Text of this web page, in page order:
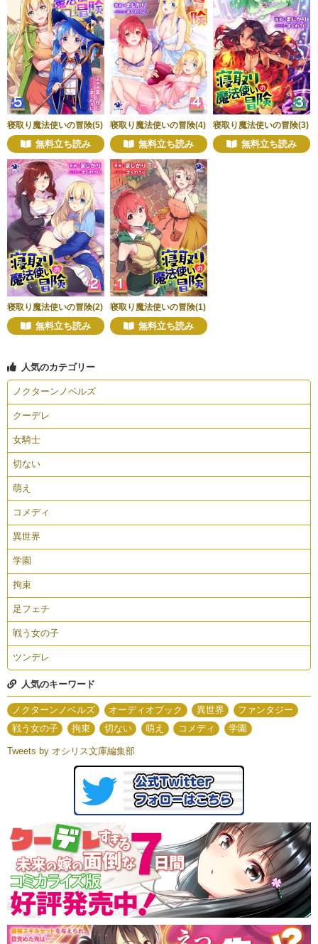
寝取り魔法使いの冒険(5)
無料立ち読み
寝取り魔法使いの冒険(4)
無料立ち読み
寝取り魔法使いの冒険(3)
無料立ち読み
寝取り魔法使いの冒険(2)
無料立ち読み
寝取り魔法使いの冒険(1)
無料立ち読み
人気のカテゴリー
ノクターンノベルズ
クーデレ
女騎士
切ない
萌え
コメディ
異世界
学園
拘束
足フェチ
戦う女の子
ツンデレ
人気のキーワード
ノクターンノベルズ オーディオブック 異世界
ファンタジー
戦う女の子
拘束 切ない 萌え コメディ 学園
Tweets by オシリス文庫編集部